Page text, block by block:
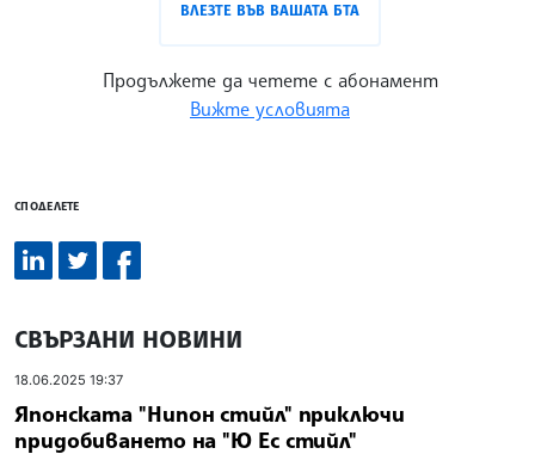
ВЛЕЗТЕ ВЪВ ВАШАТА БТА
Продължете да четете с абонамент
Вижте условията
СПОДЕЛЕТЕ
СВЪРЗАНИ НОВИНИ
18.06.2025 19:37
Японската "Нипон стийл" приключи
придобиването на "Ю Ес стийл"